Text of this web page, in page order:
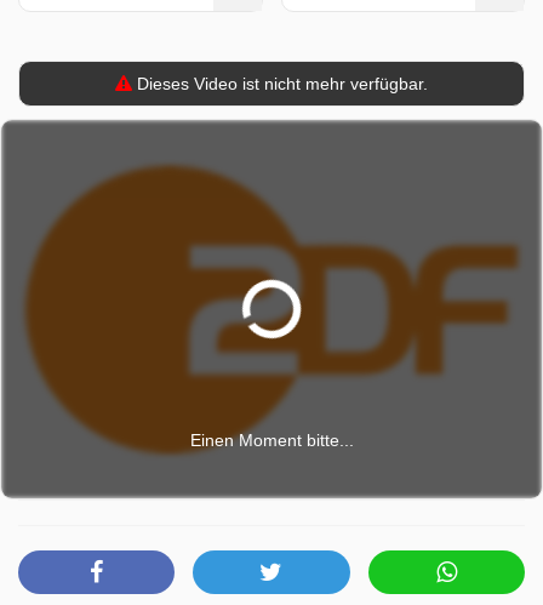
Dieses Video ist nicht mehr verfügbar.
Einen Moment bitte...